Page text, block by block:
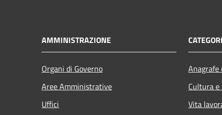
AMMINISTRAZIONE
Organi di Governo
Aree Amministrative
Uffici
Cultura
Vita